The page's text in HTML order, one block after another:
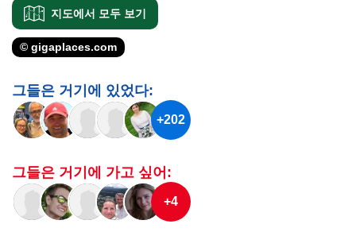
지도에서 모두 보기
© gigaplaces.com
그들은 거기에 있었다:
+202
그들은 거기에 가고 싶어:
+4